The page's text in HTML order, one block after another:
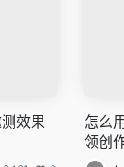
效果
怎么
领创